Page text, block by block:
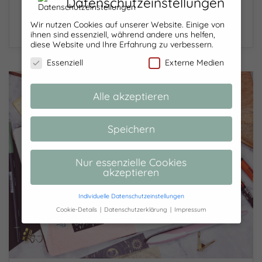
letzten…
26/04/2022
Wir nutzen Cookies auf unserer Website. Einige von
ihnen sind essenziell, während andere uns helfen,
diese Website und Ihre Erfahrung zu verbessern.
Essenziell
Externe Medien
Alle akzeptieren
Speichern
Nur essenzielle Cookies
akzeptieren
Individuelle Datenschutzeinstellungen
Cookie-Details
Datenschutzerklärung Impressum
Datenschutzeinstellungen
Hier finden Sie eine Übersicht über alle
verwendeten Cookies. Sie können Ihre